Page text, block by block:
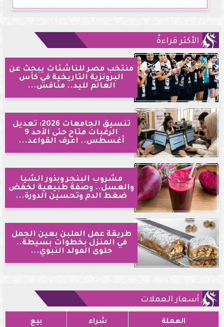
الأكثر قراءةً
منتخب مصر للناشئات يبحث عن
البرونزية التاريخية في كأس
العالم لليد.. منافس...
تنسيق الجامعات 2026: تعديل
الرغبات متاح حتى الأحد 9
أغسطس.. اعرف القواعد...
مشروب البنجر وبذور الشيا
والعسل.. وصفة طبيعية لخفض
ضغط الدم وتحسين الدورة...
طريقة عمل الملبن بعين الجمل
في المنزل بخطوات بسيطة..
حلوى المولد النبوي...
أسعار العملات
العملة شراء بيع